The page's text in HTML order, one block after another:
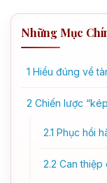
Những Mục
1 Hiểu đúng về
2 Chiến lược
2.1 Phục hồi
2.2 Can thiệp